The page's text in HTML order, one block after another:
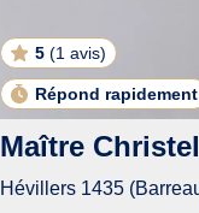
5 (1 avis)
Répond rapidement
Maître
Hévillers 1435